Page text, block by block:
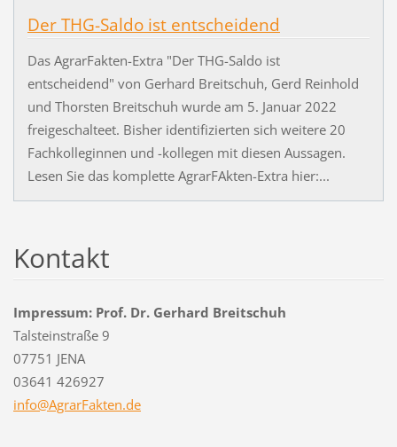
Der THG-Saldo ist entscheidend
Das AgrarFakten-Extra "Der THG-Saldo ist
entscheidend" von Gerhard Breitschuh, Gerd Reinhold
und Thorsten Breitschuh wurde am 5. Januar 2022
freigeschalteet. Bisher identifizierten sich weitere 20
Fachkolleginnen und -kollegen mit diesen Aussagen.
Lesen Sie das komplette AgrarFAkten-Extra hier:...
Kontakt
Impressum: Prof. Dr. Gerhard Breitschuh
Talsteinstraße 9
07751 JENA
03641 426927
info@AgrarFakten.de